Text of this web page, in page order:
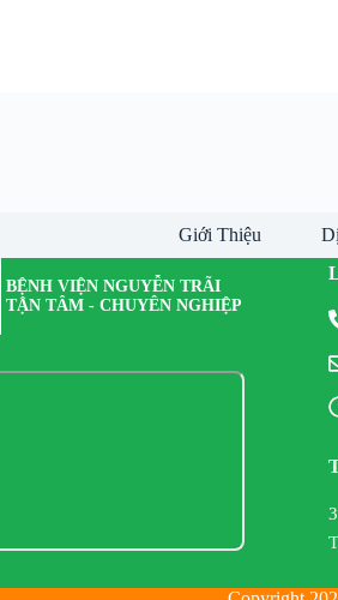
Giới Thiệu
BỆNH VIỆN NGUYỄN TRÃI
TẬN TÂM - CHUYÊN NGHIỆP